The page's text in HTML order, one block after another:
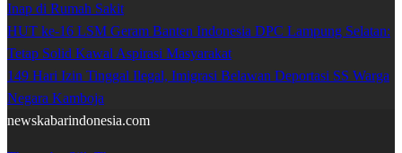
Inap di Rumah Sakit
HUT ke-16 LSM Geram Banten Indonesia DPC Lampung Selatan:
Tetap Solid Kawal Aspirasi Masyarakat
149 Hari Izin Tinggal Ilegal, Imigrasi Belawan Deportasi SS Warga
Negara Kamboja
newskabarindonesia.com